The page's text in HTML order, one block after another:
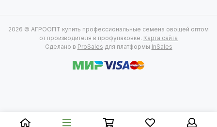
2026 © АГРООПТ купить профессиональные семена овощей оптом
от производителя в профупаковке. Карта сайта
Сделано в ProSales для платформы InSales